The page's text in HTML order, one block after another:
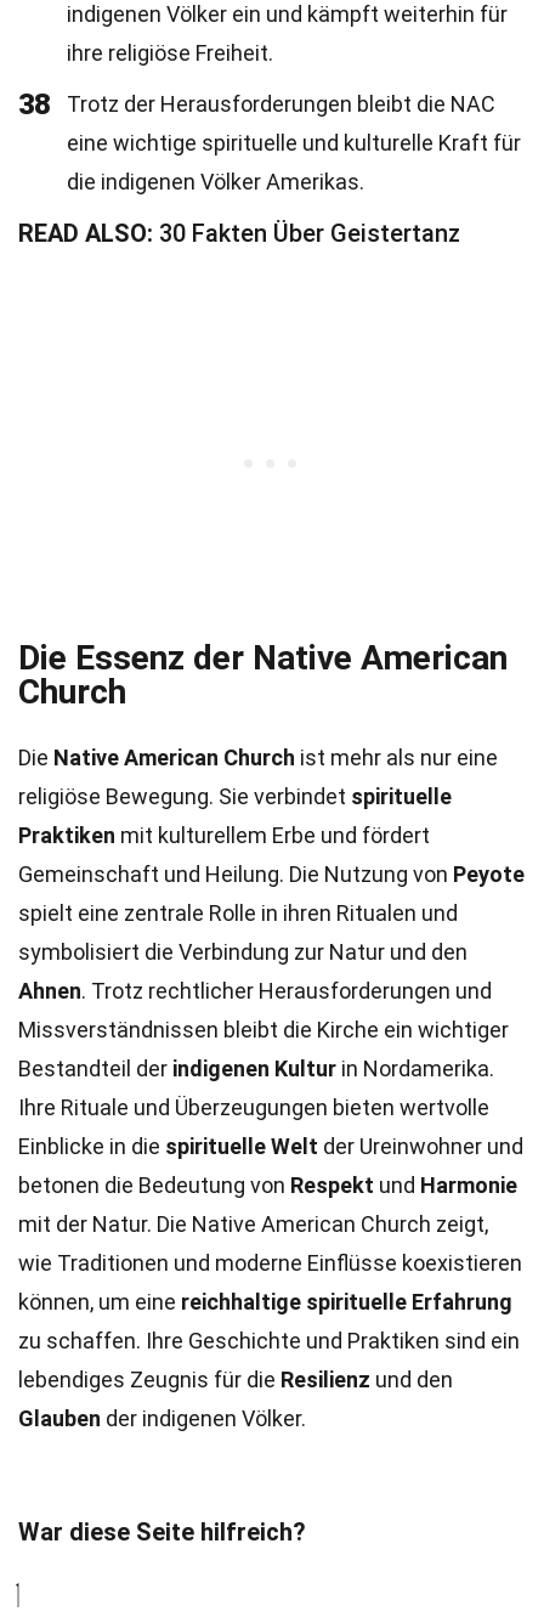
indigenen Völker ein und kämpft weiterhin für
ihre religiöse Freiheit.
38
Trotz der Herausforderungen bleibt die NAC
eine wichtige spirituelle und kulturelle Kraft für
die indigenen Völker Amerikas.
READ ALSO: 30 Fakten Über Geistertanz
Die Essenz der Native American
Church
Die Native American Church ist mehr als nur eine
religiöse Bewegung. Sie verbindet spirituelle
Praktiken mit kulturellem Erbe und fördert
Gemeinschaft und Heilung. Die Nutzung von Peyote
spielt eine zentrale Rolle in ihren Ritualen und
symbolisiert die Verbindung zur Natur und den
Ahnen. Trotz rechtlicher Herausforderungen und
Missverständnissen bleibt die Kirche ein wichtiger
Bestandteil der indigenen Kultur in Nordamerika.
Ihre Rituale und Überzeugungen bieten wertvolle
Einblicke in die spirituelle Welt der Ureinwohner und
betonen die Bedeutung von Respekt und Harmonie
mit der Natur. Die Native American Church zeigt,
wie Traditionen und moderne Einflüsse koexistieren
können, um eine reichhaltige spirituelle Erfahrung
zu schaffen. Ihre Geschichte und Praktiken sind ein
lebendiges Zeugnis für die Resilienz und den
Glauben der indigenen Völker.
War diese Seite hilfreich?